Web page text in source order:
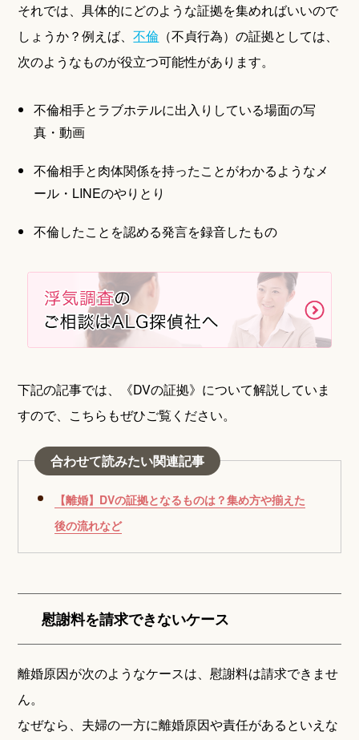
それでは、具体的にどのような証拠を集めればいいので
しょうか？例えば、不倫 （不貞行為）の証拠としては、
次のようなものが役立つ可能性があります。
不倫相手とラブホテルに出入りしている場面の写
真・動画
不倫相手と肉体関係を持ったことがわかるようなメ
ール・LINEのやりとり
不倫したことを認める発言を録音したもの
下記の記事では、《DVの証拠》について解説していま
すので、こちらもぜひご覧ください。
合わせて読みたい関連記事
【離婚】DVの証拠となるものは？集め方や揃えた
後の流れなど
慰謝料を請求できないケース
離婚原因が次のようなケースは、慰謝料は請求できませ
ん。
なぜなら、夫婦の一方に離婚原因や責任があるといえな